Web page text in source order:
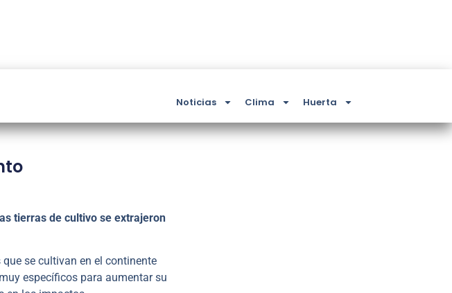
Noticias Clima Huerta
tierras de cultivo se extrajeron
se cultivan en el continente
específicos para aumentar su